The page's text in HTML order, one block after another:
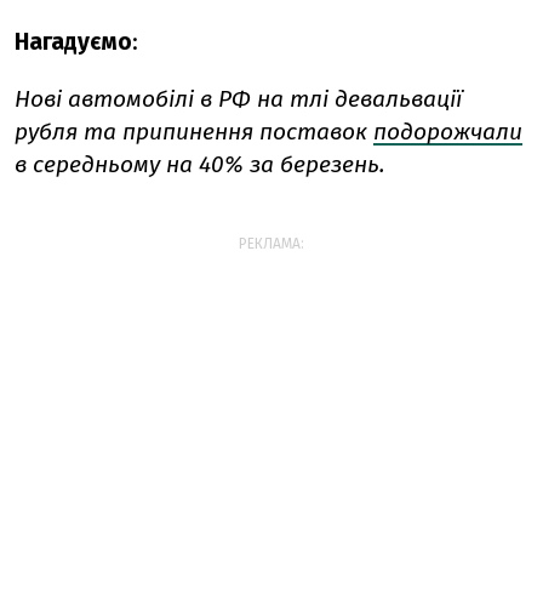
Нагадуємо:
Нові автомобілі в РФ на тлі девальвації
рубля та припинення поставок подорожчали
в середньому на 40% за березень.
РЕКЛАМА: